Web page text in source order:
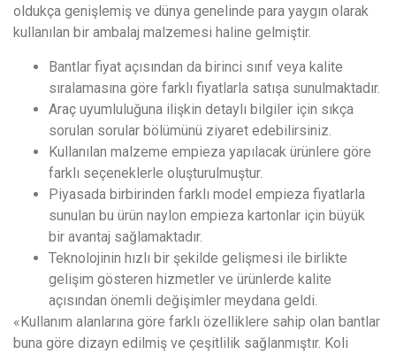
oldukça genişlemiş ve dünya genelinde para yaygın olarak
kullanılan bir ambalaj malzemesi haline gelmiştir.
Bantlar fiyat açısından da birinci sınıf veya kalite
sıralamasına göre farklı fiyatlarla satışa sunulmaktadır.
Araç uyumluluğuna ilişkin detaylı bilgiler için sıkça
sorulan sorular bölümünü ziyaret edebilirsiniz.
Kullanılan malzeme empieza yapılacak ürünlere göre
farklı seçeneklerle oluşturulmuştur.
Piyasada birbirinden farklı model empieza fiyatlarla
sunulan bu ürün naylon empieza kartonlar için büyük
bir avantaj sağlamaktadır.
Teknolojinin hızlı bir şekilde gelişmesi ile birlikte
gelişim gösteren hizmetler ve ürünlerde kalite
açısından önemli değişimler meydana geldi.
«Kullanım alanlarına göre farklı özelliklere sahip olan bantlar
buna göre dizayn edilmiş ve çeşitlilik sağlanmıştır. Koli